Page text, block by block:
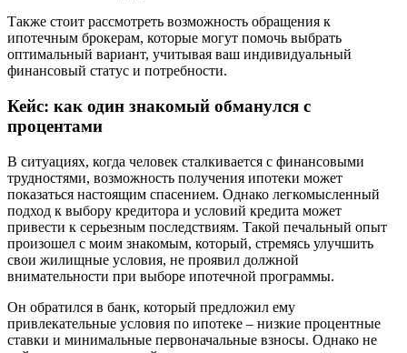
Также стоит рассмотреть возможность обращения к
ипотечным брокерам, которые могут помочь выбрать
оптимальный вариант, учитывая ваш индивидуальный
финансовый статус и потребности.
Кейс: как один знакомый обманулся с
процентами
В ситуациях, когда человек сталкивается с финансовыми
трудностями, возможность получения ипотеки может
показаться настоящим спасением. Однако легкомысленный
подход к выбору кредитора и условий кредита может
привести к серьезным последствиям. Такой печальный опыт
произошел с моим знакомым, который, стремясь улучшить
свои жилищные условия, не проявил должной
внимательности при выборе ипотечной программы.
Он обратился в банк, который предложил ему
привлекательные условия по ипотеке – низкие процентные
ставки и минимальные первоначальные взносы. Однако не